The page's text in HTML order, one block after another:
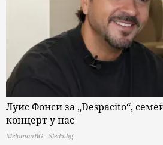
Луис Фонси за „Despacito“,
концерт у нас
MelomanBG - Sled5.bg